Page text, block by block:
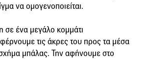
να ομογενοποιείται.
σε ένα μεγάλο κομμάτι
τις άκρες του προς τα μέσα
μπάλας. Την αφήνουμε στο